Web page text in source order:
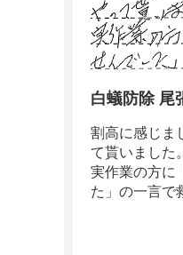
白蟻防除 尾
割高に感じま
て貰いました。
実作業の方に
た」の一言で